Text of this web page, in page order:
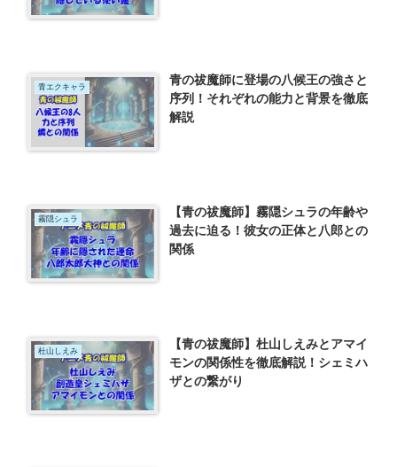
青エクキャラ
青の祓魔師に登場の八候王の強さと
序列！それぞれの能力と背景を徹底
解説
霧隠シュラ
【青の祓魔師】霧隠シュラの年齢や
過去に迫る！彼女の正体と八郎との
関係
杜山しえみ
【青の祓魔師】杜山しえみとアマイ
モンの関係性を徹底解説！シェミハ
ザとの繋がり